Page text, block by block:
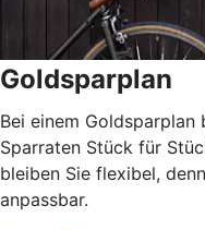
Goldsparplan
Bei einem
Sparraten Stück für
bleiben Sie flexibel,
anpassbar.